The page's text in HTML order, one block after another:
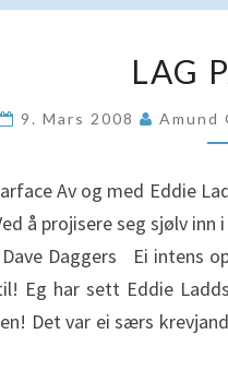
LAG
9. Mars 2008 Amund
Av og med Eddie
å projisere seg sjølv
Daggers Ei intens
Eg har sett Eddie
Det var ei særs